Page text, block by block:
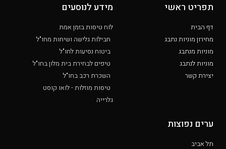
תפריט ראשי
דף הבית
מחירון מוניות נתבג
מוניות מנתבג
מוניות לנתבג
יצירת קשר
מידע לנוסעים
לוח טיסות בזמן אמת
חבילות גלישה ושיחות מחו"ל
ביטוח נסיעות לחו"ל
טיפים לבחירת בית מלון בחו"ל
השכרת רכב בחו"ל
טיסות מוזלות - לואו קוסט
גלרייה
ערים נפוצות
תל אביב